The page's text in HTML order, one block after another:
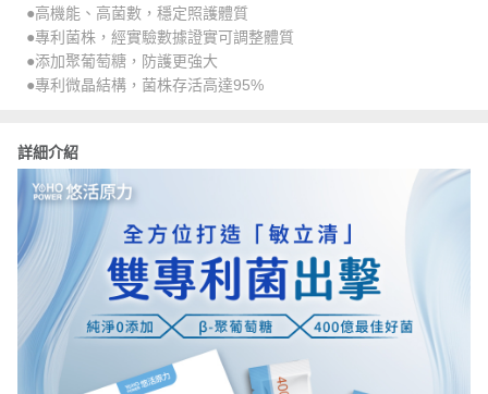
●高機能、高菌數，穩定照護體質
●專利菌株，經實驗數據證實可調整體質
●添加聚葡萄糖，防護更強大
●專利微晶結構，菌株存活高達95%
詳細介紹